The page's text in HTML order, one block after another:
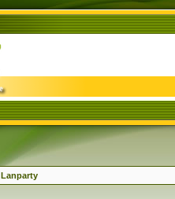
Lanparty